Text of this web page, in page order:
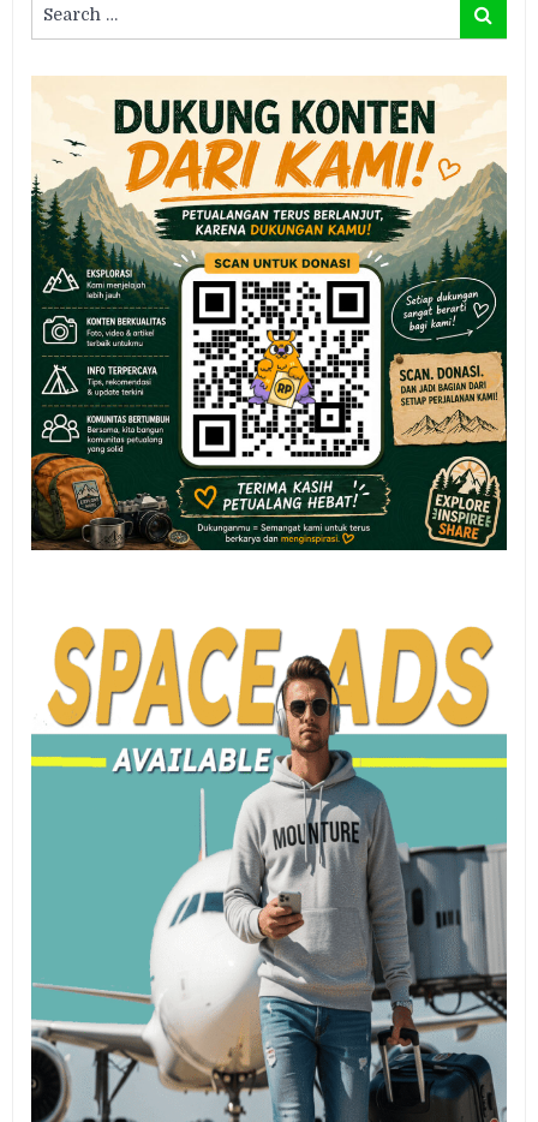
for:
Search